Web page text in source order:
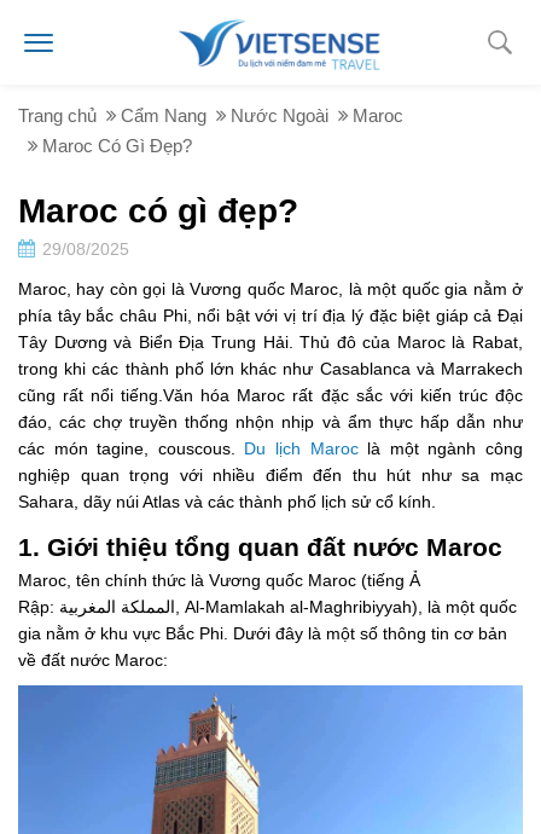
Trang chủ Cẩm Nang Nước Ngoài
Maroc
Maroc Có Gì Đẹp?
Maroc có gì đẹp?
29/08/2025
Maroc, hay còn gọi là Vương quốc Maroc, là một quốc gia nằm ở
phía tây bắc châu Phi, nổi bật với vị trí địa lý đặc biệt giáp cả Đại
Tây Dương và Biển Địa Trung Hải. Thủ đô của Maroc là Rabat,
trong khi các thành phố lớn khác như Casablanca và Marrakech
cũng rất nổi tiếng.Văn hóa Maroc rất đặc sắc với kiến trúc độc
đáo, các chợ truyền thống nhộn nhịp và ẩm thực hấp dẫn như
các món tagine, couscous. Du lịch Maroclà một ngành công
nghiệp quan trọng với nhiều điểm đến thu hút như sa mạc
Sahara, dãy núi Atlas và các thành phố lịch sử cổ kính.
1. Giới thiệu tổng quan đất nước Maroc
Maroc, tên chính thức là Vương quốc Maroc (tiếng Ả
Rập: المملكة المغربية‎, Al-Mamlakah al-Maghribiyyah), là một quốc
gia nằm ở khu vực Bắc Phi. Dưới đây là một số thông tin cơ bản
về đất nước Maroc: